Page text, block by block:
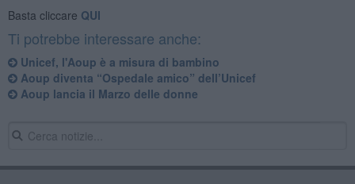
Basta cliccare QUI
Ti potrebbe interessare anche:
Unicef, l'Aoup è a misura di bambino
Aoup diventa “Ospedale amico” dell’Unicef
Aoup lancia il Marzo delle donne